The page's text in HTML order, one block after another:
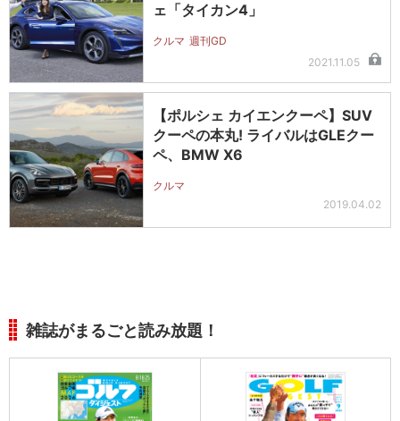
ェ「タイカン4」
クルマ 週刊GD
2021.11.05
【ポルシェ カイエンクーペ】SUV
クーペの本丸! ライバルはGLEクー
ペ、BMW X6
クルマ
2019.04.02
雑誌がまるごと読み放題！